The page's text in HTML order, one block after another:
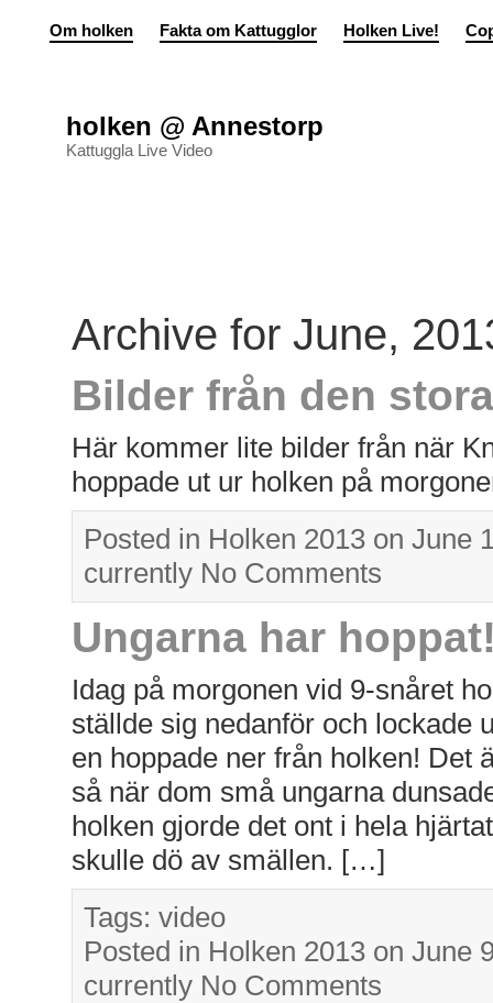
Om holken Fakta om Kattugglor Holken Live!
holken @ Annestorp
Kattuggla Live Video
Archive for June,
Bilder från den
Här kommer lite bilder från när
hoppade ut ur holken på
Posted in Holken 2013 on June
currently No Comments
Ungarna har
Idag på morgonen vid 9-snåret
ställde sig nedanför och lockade
en hoppade ner från holken! Det
så när dom små ungarna
holken gjorde det ont i hela
skulle dö av smällen. […]
Tags: video
Posted in Holken 2013 on June
currently No Comments